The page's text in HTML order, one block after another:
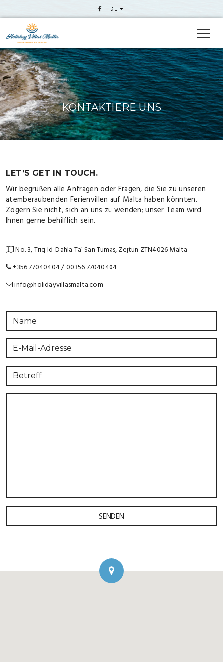
DE
KONTAKTIERE UNS
LET’S GET IN TOUCH.
Wir begrüßen alle Anfragen oder Fragen, die Sie zu unseren
atemberaubenden Ferienvillen auf Malta haben könnten.
Zögern Sie nicht, sich an uns zu wenden; unser Team wird
Ihnen gerne behilflich sein.
No. 3, Triq Id-Dahla Ta’ San Tumas, Zejtun ZTN4026 Malta
+356 77040404 / 00356 77040404
info@holidayvillasmalta.com